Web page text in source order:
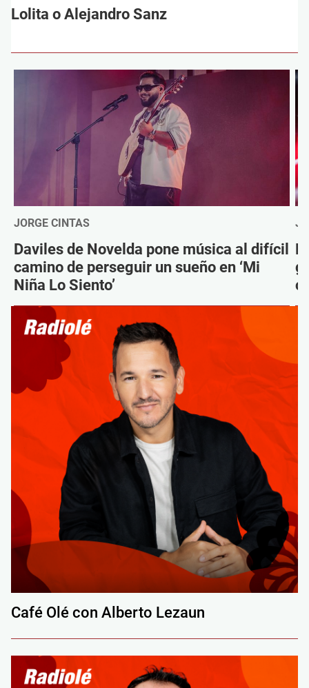
Lolita o Alejandro Sanz
JORGE CINTAS
Daviles de Novelda pone música al difícil
camino de perseguir un sueño en ‘Mi
Niña Lo Siento’
Café Olé con Alberto Lezaun